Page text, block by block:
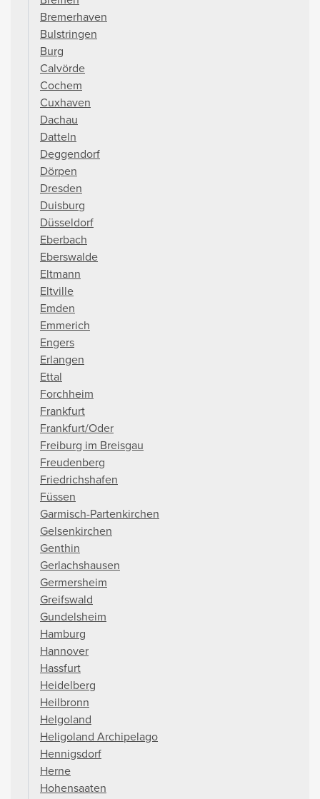
Bremerhaven
Bulstringen
Burg
Calvörde
Cochem
Cuxhaven
Dachau
Datteln
Deggendorf
Dörpen
Dresden
Duisburg
Düsseldorf
Eberbach
Eberswalde
Eltmann
Eltville
Emden
Emmerich
Engers
Erlangen
Ettal
Forchheim
Frankfurt
Frankfurt/Oder
Freiburg im Breisgau
Freudenberg
Friedrichshafen
Füssen
Garmisch-Partenkirchen
Gelsenkirchen
Genthin
Gerlachshausen
Germersheim
Greifswald
Gundelsheim
Hamburg
Hannover
Hassfurt
Heidelberg
Heilbronn
Helgoland
Heligoland Archipelago
Hennigsdorf
Herne
Hohensaaten